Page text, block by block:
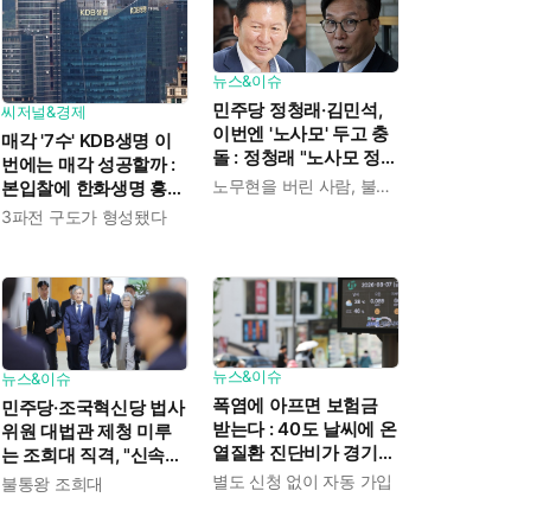
씨저널&경제
매각 '7수' KDB생명 이
번에는 매각 성공할까 :
본입찰에 한화생명 흥국
생명 한국금융지주 최종
3파전 구도가 형성됐다
뉴스&이슈
민주당 정청래·김민석,
이번엔 '노사모' 두고 충
돌 : 정청래 "노사모 정신
으로 승리" vs 김민석 측노무현을 버린 사람, 불편하겠지
뉴스&이슈
민주당·조국혁신당 법사
위원 대법관 제청 미루
는 조희대 직격, "신속한
재판 약속도 저버려"
불통왕 조희대
뉴스&이슈
폭염에 아프면 보험금
받는다 : 40도 날씨에 온
열질환 진단비가 경기도
민에게 주어진다
별도 신청 없이 자동 가입